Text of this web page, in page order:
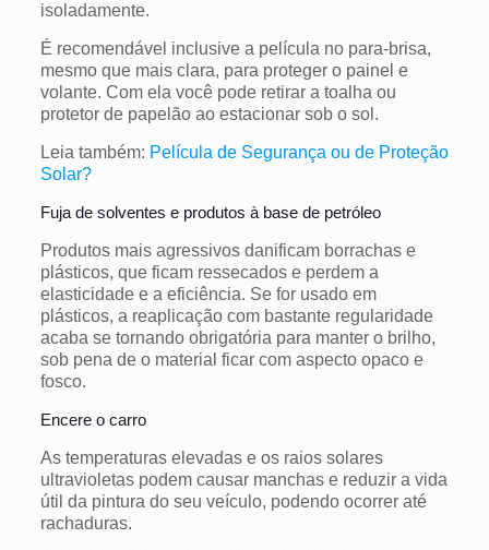
isoladamente.
É recomendável inclusive a película no para-brisa,
mesmo que mais clara, para proteger o painel e
volante. Com ela você pode retirar a toalha ou
protetor de papelão ao estacionar sob o sol.
Leia também: Película de Segurança ou de Proteção
Solar?
Fuja de solventes e produtos à base de petróleo
Produtos mais agressivos danificam borrachas e
plásticos, que ficam ressecados e perdem a
elasticidade e a eficiência. Se for usado em
plásticos, a reaplicação com bastante regularidade
acaba se tornando obrigatória para manter o brilho,
sob pena de o material ficar com aspecto opaco e
fosco.
Encere o carro
As temperaturas elevadas e os raios solares
ultravioletas podem causar manchas e reduzir a vida
útil da pintura do seu veículo, podendo ocorrer até
rachaduras.